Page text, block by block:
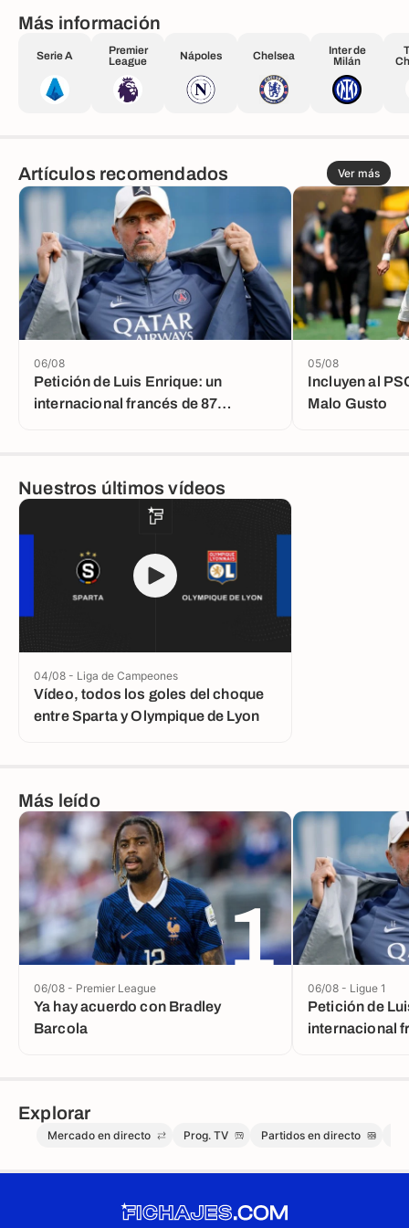
Más información
Serie A
Premier
League
Nápoles Chelsea
Inter de
Milán
Artículos recomendados Ver más
Petición de Luis Enrique: un
internacional francés de 87
06/08
Incluyen al
Malo Gusto
05/08
Nuestros últimos vídeos
Vídeo, todos los goles del choque
entre Sparta y Olympique de Lyon
04/08 - Liga de Campeones
Más leído
1
Ya hay acuerdo con Bradley
Barcola
06/08 - Premier League
Petición de
internacional
06/08 - Ligue 1
Explorar
Mercado en directo Prog. TV Partidos en directo